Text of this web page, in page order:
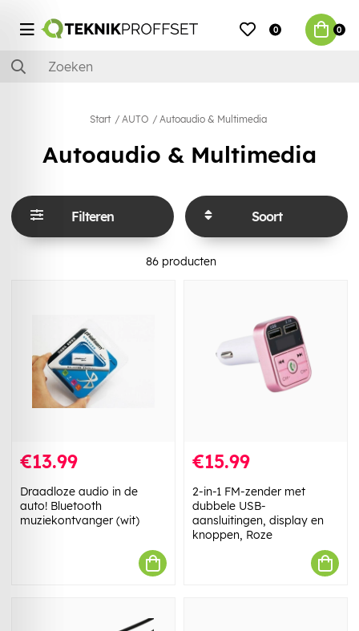
0 0
Start AUTO Autoaudio & Multimedia
Autoaudio & Multimedia
Filteren Soort
86 producten
€13.99
Draadloze audio in de
auto! Bluetooth
muziekontvanger (wit)
€15.99
2-in-1 FM-zender met
dubbele USB-
aansluitingen, display en
knoppen, Roze